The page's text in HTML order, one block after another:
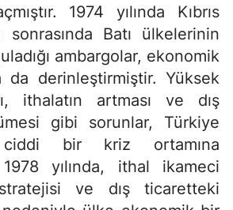
1974 yılında Kıbrıs
sonrasında Batı ülkelerinin
ambargolar, ekonomik
da derinleştirmiştir. Yüksek
ithalatın artması ve dış
gibi sorunlar, Türkiye
ciddi bir kriz ortamına
yılında, ithal ikameci
ve dış ticaretteki